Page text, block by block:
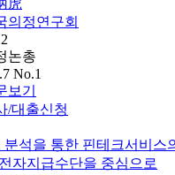
虎
의정연구회
논총
No.1
보기
/대출신청
분석을 통한 핀테크서비스
자지급수단을 중심으로